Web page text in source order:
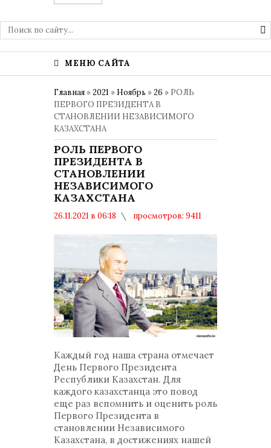
МЕНЮ САЙТА
Главная »2021 » Ноябрь »26 » РОЛЬ
ПЕРВОГО ПРЕЗИДЕНТА В
СТАНОВЛЕНИИ НЕЗАВИСИМОГО
КАЗАХСТАНА
РОЛЬ ПЕРВОГО
ПРЕЗИДЕНТА В
СТАНОВЛЕНИИ
НЕЗАВИСИМОГО
КАЗАХСТАНА
26.11.2021 в 06:18
просмотров: 9411
1 ДЕКАБРЯ – ДЕНЬ ПЕРВОГО
ПРЕЗИДЕНТА
Каждый год наша страна отмечает
День Первого Президента
Республики Казахстан. Для
каждого казахстанца это повод
еще раз вспомнить и оценить роль
Первого Президента в
становлении Независимого
Казахстана, в достижениях нашей